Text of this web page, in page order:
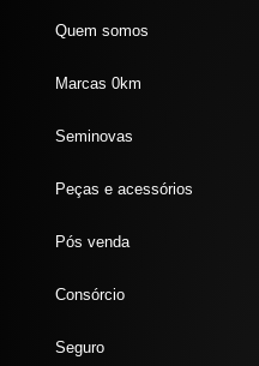
Quem somos
Marcas 0km
Seminovas
Peças e acessórios
Pós venda
Consórcio
Seguro